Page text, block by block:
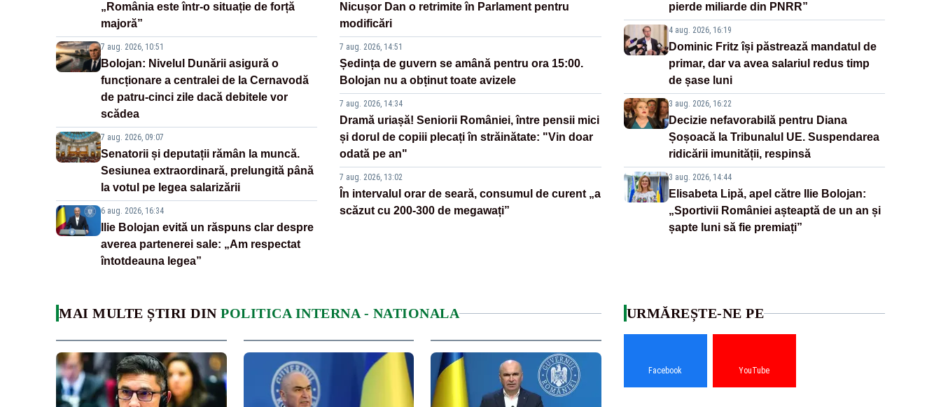
„România este într-o situație de forță
majoră”
7 aug. 2026, 10:51
Bolojan: Nivelul Dunării asigură o
funcționare a centralei de la Cernavodă
de patru-cinci zile dacă debitele vor
scădea
7 aug. 2026, 09:07
Senatorii și deputații rămân la muncă.
Sesiunea extraordinară, prelungită până
la votul pe legea salarizării
6 aug. 2026, 16:34
Ilie Bolojan evită un răspuns clar despre
averea partenerei sale: „Am respectat
întotdeauna legea”
Nicușor Dan o retrimite în Parlament pentru
modificări
7 aug. 2026, 14:51
Ședința de guvern se amână pentru ora 15:00.
Bolojan nu a obținut toate avizele
7 aug. 2026, 14:34
Dramă uriașă! Seniorii României, între pensii mici
și dorul de copiii plecați în străinătate: "Vin doar
odată pe an"
7 aug. 2026, 13:02
În intervalul orar de seară, consumul de curent „a
scăzut cu 200-300 de megawați”
pierde miliarde din PNRR”
4 aug. 2026, 16:19
Dominic Fritz își păstrează mandatul de
primar, dar va avea salariul redus timp
de șase luni
3 aug. 2026, 16:22
Decizie nefavorabilă pentru Diana
Șoșoacă la Tribunalul UE. Suspendarea
ridicării imunității, respinsă
3 aug. 2026, 14:44
Elisabeta Lipă, apel către Ilie Bolojan:
„Sportivii României așteaptă de un an și
șapte luni să fie premiați”
MAI MULTE ȘTIRI DIN POLITICA INTERNA - NATIONALA URMĂREȘTE-NE PE
Facebook YouTube